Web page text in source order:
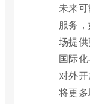
未来
服务
场提供
国际
对外
将更